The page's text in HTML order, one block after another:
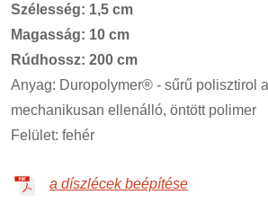
Szélesség: 1,5 cm
Magasság: 10 cm
Rúdhossz: 200 cm
Anyag: Duropolymer® - sűrű polisztirol
mechanikusan ellenálló, öntött polimer
Felület: fehér
a díszlécek beépítése